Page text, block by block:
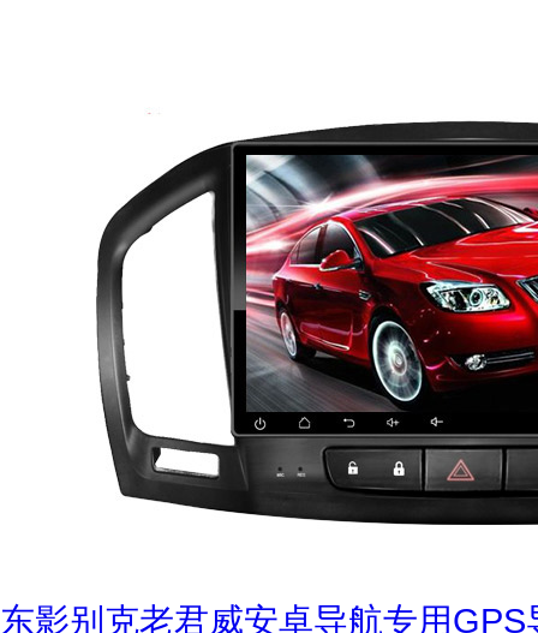
东影别克老君威安卓导航专用